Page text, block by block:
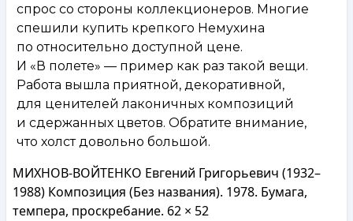
спрос со стороны коллекционеров. Многие
спешили купить крепкого Немухина
по относительно доступной цене.
И «В полете» — пример как раз такой вещи.
Работа вышла приятной, декоративной,
для ценителей лаконичных композиций
и сдержанных цветов. Обратите внимание,
что холст довольно большой.
МИХНОВ-ВОЙТЕНКО Евгений Григорьевич (1932–
1988) Композиция (Без названия). 1978. Бумага,
темпера, проскребание. 62 × 52